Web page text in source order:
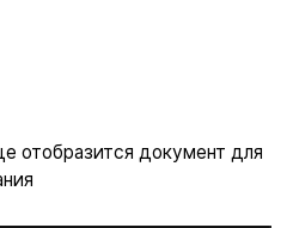
отобразится документ для